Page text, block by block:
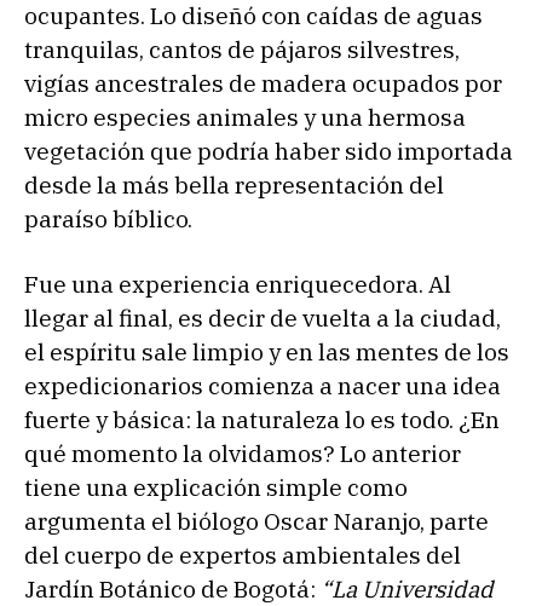
ocupantes. Lo diseñó con caídas de aguas
tranquilas, cantos de pájaros silvestres,
vigías ancestrales de madera ocupados por
micro especies animales y una hermosa
vegetación que podría haber sido importada
desde la más bella representación del
paraíso bíblico.
Fue una experiencia enriquecedora. Al
llegar al final, es decir de vuelta a la ciudad,
el espíritu sale limpio y en las mentes de los
expedicionarios comienza a nacer una idea
fuerte y básica: la naturaleza lo es todo. ¿En
qué momento la olvidamos? Lo anterior
tiene una explicación simple como
argumenta el biólogo Oscar Naranjo, parte
del cuerpo de expertos ambientales del
Jardín Botánico de Bogotá: “La Universidad